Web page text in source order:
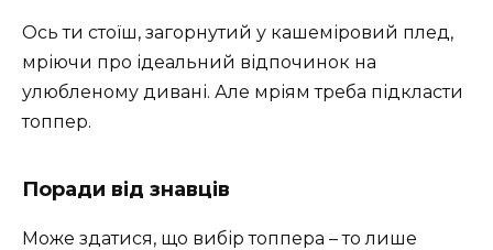
Ось ти стоїш, загорнутий у кашеміровий плед,
мріючи про ідеальний відпочинок на
улюбленому дивані. Але мріям треба підкласти
топпер.
Поради від знавців
Може здатися, що вибір топпера – то лише